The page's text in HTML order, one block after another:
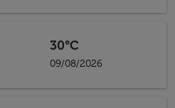
30°C
09/08/2026